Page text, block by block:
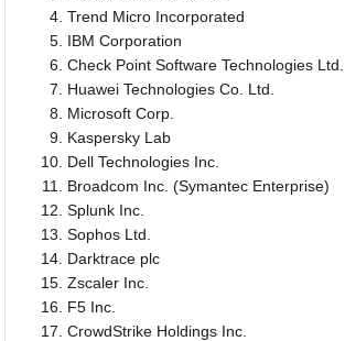
Trend Micro Incorporated
IBM Corporation
Check Point Software Technologies Ltd.
Huawei Technologies Co. Ltd.
Microsoft Corp.
Kaspersky Lab
Dell Technologies Inc.
Broadcom Inc. (Symantec Enterprise)
Splunk Inc.
Sophos Ltd.
Darktrace plc
Zscaler Inc.
F5 Inc.
CrowdStrike Holdings Inc.